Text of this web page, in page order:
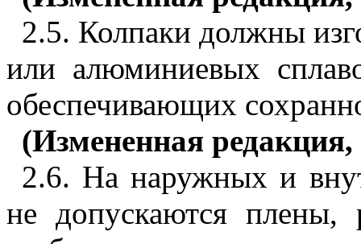
2.5. Колпаки должны
или алюминиевых
обеспечивающих
(Измененная
2.6. На наружных и
не допускаются